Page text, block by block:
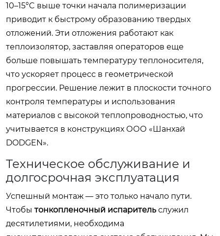
10–15°C выше точки начала полимеризации
приводит к быстрому образованию твердых
отложений. Эти отложения работают как
теплоизолятор, заставляя операторов еще
больше повышать температуру теплоносителя,
что ускоряет процесс в геометрической
прогрессии. Решение лежит в плоскости точного
контроля температуры и использования
материалов с высокой теплопроводностью, что
учитывается в конструкциях ООО «Шанхай
DODGEN».
Техническое обслуживание и
долгосрочная эксплуатация
Успешный монтаж — это только начало пути.
Чтобы тонкопленочный испаритель служил
десятилетиями, необходима